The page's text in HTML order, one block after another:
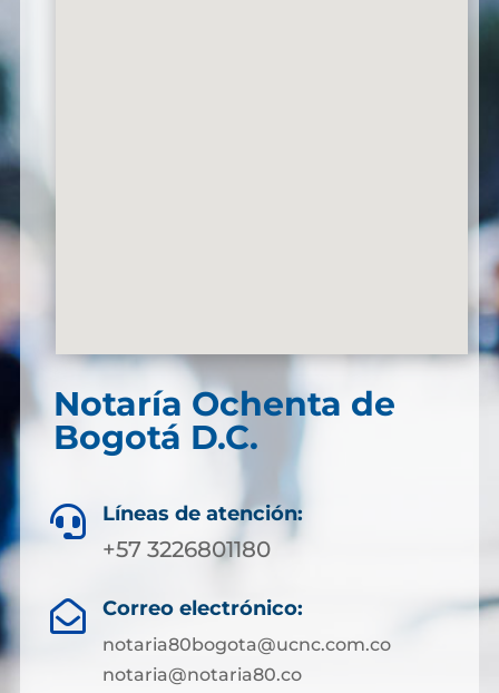
Notaría Ochenta de
Bogotá D.C.
 Líneas de atención:
+57 3226801180
 Correo electrónico:
notaria80bogota@ucnc.com.co
notaria@notaria80.co